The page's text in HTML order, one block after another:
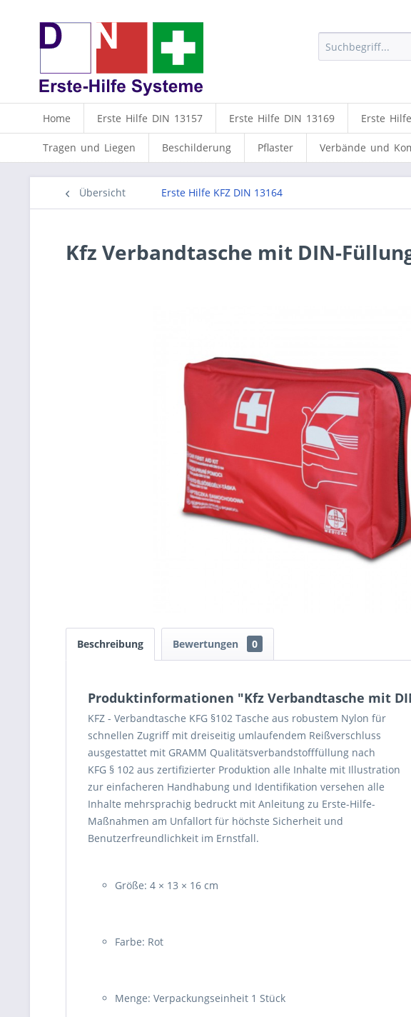
Home Erste Hilfe DIN 13157 Erste Hilfe DIN 13169 Erste
Tragen und Liegen Beschilderung Pflaster Verbände und
Übersicht Erste Hilfe KFZ DIN 13164
Kfz Verbandtasche mit DIN-
Beschreibung Bewertungen 0
Produktinformationen "Kfz Verbandtasche mit
KFZ - Verbandtasche KFG §102 Tasche aus robustem Nylon für
schnellen Zugriff mit dreiseitig umlaufendem Reißverschluss
ausgestattet mit GRAMM Qualitätsverbandstofffüllung nach
KFG § 102 aus zertifizierter Produktion alle Inhalte mit Illustration
zur einfacheren Handhabung und Identifikation versehen alle
Inhalte mehrsprachig bedruckt mit Anleitung zu Erste-Hilfe-
Maßnahmen am Unfallort für höchste Sicherheit und
Benutzerfreundlichkeit im Ernstfall.
Größe: 4 × 13 × 16 cm
Farbe: Rot
Menge: Verpackungseinheit 1 Stück